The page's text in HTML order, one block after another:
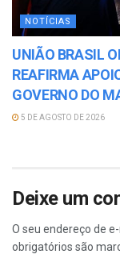
NOTÍCIAS
UNIÃO BRASIL
REAFIRMA
GOVERNO DO
5 DE AGOSTO DE 2026
Deixe um
O seu endereço de
obrigatórios são